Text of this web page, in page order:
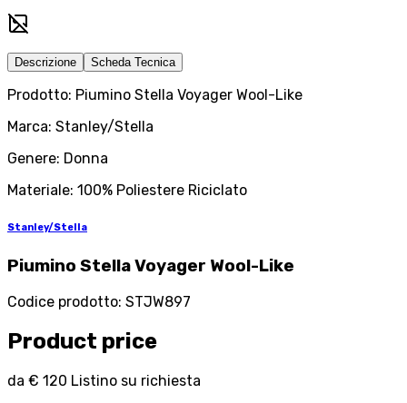
Descrizione Scheda Tecnica
Prodotto: Piumino Stella Voyager Wool-Like
Marca: Stanley/Stella
Genere: Donna
Materiale: 100% Poliestere Riciclato
Stanley/Stella
Piumino Stella Voyager Wool-Like
Codice prodotto: STJW897
Product price
da € 120 Listino su richiesta